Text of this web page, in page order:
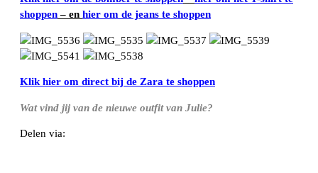
shoppen– en hier om de jeans te shoppen
Klik hier om direct bij de Zara te shoppen
Wat vind jij van de nieuwe outfit van Julie?
Delen via: